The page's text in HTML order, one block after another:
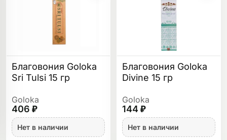
Благовония Goloka
Sri Tulsi 15 гр
Goloka
406 ₽
Нет в наличии
Благовония Goloka
Divine 15 гр
Goloka
144 ₽
Нет в наличии